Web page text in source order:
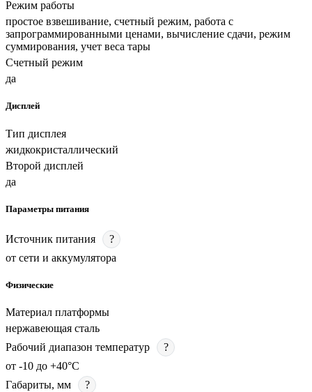
Режим работы
простое взвешивание, счетный режим, работа с
запрограммированными ценами, вычисление сдачи, режим
суммирования, учет веса тары
Счетный режим
да
Дисплей
Тип дисплея
жидкокристаллический
Второй дисплей
да
Параметры питания
Источник питания
?
от сети и аккумулятора
Физические
Материал платформы
нержавеющая сталь
Рабочий диапазон температур
?
от -10 до +40°C
Габариты, мм
?